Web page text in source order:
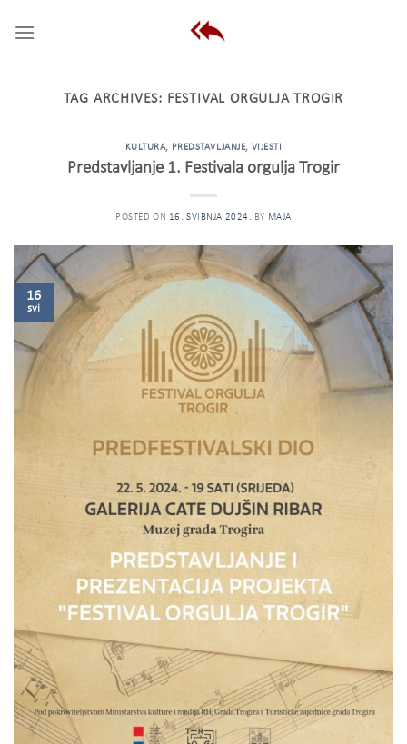
TAG ARCHIVES: FESTIVAL ORGULJA TROGIR
KULTURA, PREDSTAVLJANJE, VIJESTI
Predstavljanje 1. Festivala orgulja Trogir
POSTED ON 16. SVIBNJA 2024. BY MAJA
16
svi